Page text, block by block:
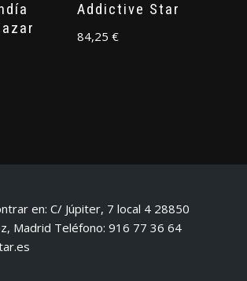
Addictive Star
84,25€
en: C/ Júpiter, 7 local 4 28850
Madrid Teléfono: 916 77 36 64